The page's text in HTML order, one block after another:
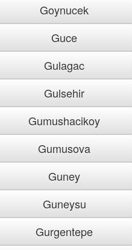
Goynucek
Guce
Gulagac
Gulsehir
Gumushacikoy
Gumusova
Guney
Guneysu
Gurgentepe